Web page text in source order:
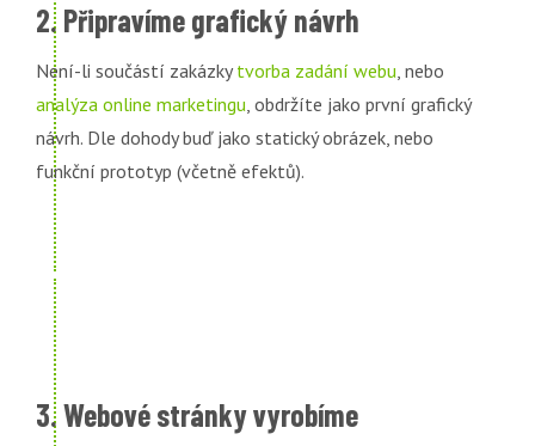
2. Připravíme grafický návrh
Není-li součástí zakázkytvorba zadání webu, nebo
analýza online marketingu, obdržíte jako první grafický
návrh. Dle dohody buď jako statický obrázek, nebo
funkční prototyp (včetně efektů).
3. Webové stránky vyrobíme